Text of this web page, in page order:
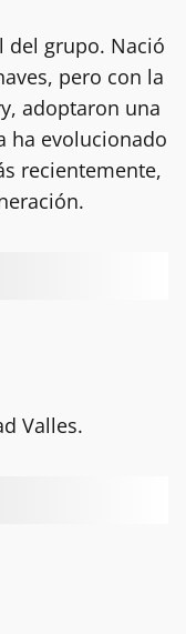
del grupo. Nació
pero con la
adoptaron una
ha evolucionado
recientemente,
Valles.